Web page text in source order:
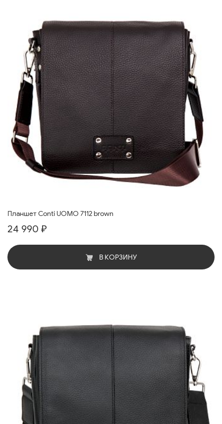
Планшет Conti UOMO 7112 brown
24 990 ₽
В КОРЗИНУ